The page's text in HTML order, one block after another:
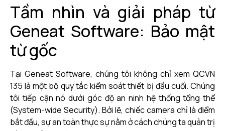
Tầm nhìn và giải pháp từ
Geneat Software: Bảo mật
từ gốc
Tại Geneat Software, chúng tôi không chỉ xem QCVN
135 là một bộ quy tắc kiểm soát thiết bị đầu cuối. Chúng
tôi tiếp cận nó dưới góc độ an ninh hệ thống tổng thể
(System-wide Security). Bởi lẽ, chiếc camera chỉ là điểm
bắt đầu, sự an toàn thực sự nằm ở cách chúng ta quản trị